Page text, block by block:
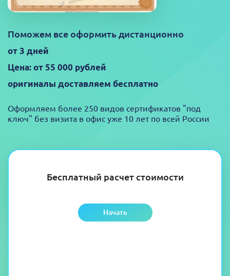
Бесплатный расчет стоимости
Начать
Поможем все оформить дистанционно
от 3 дней
Цена: от 55 000 рублей
оригиналы доставляем бесплатно
Оформляем более 250 видов сертификатов "под
ключ" без визита в офис уже 10 лет по всей России